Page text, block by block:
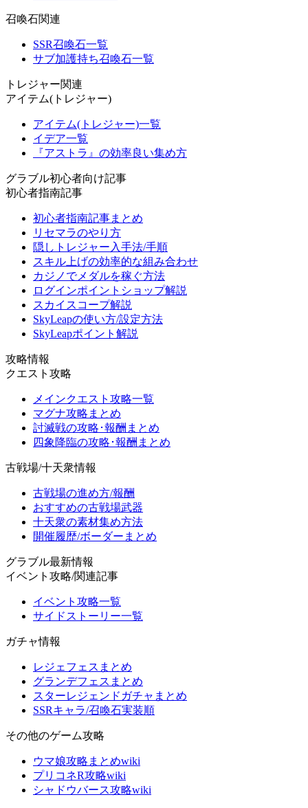
召喚石関連
SSR召喚石一覧
サブ加護持ち召喚石一覧
トレジャー関連
アイテム(トレジャー)
アイテム(トレジャー)一覧
イデア一覧
『アストラ』の効率良い集め方
グラブル初心者向け記事
初心者指南記事
初心者指南記事まとめ
リセマラのやり方
隠しトレジャー入手法/手順
スキル上げの効率的な組み合わせ
カジノでメダルを稼ぐ方法
ログインポイントショップ解説
スカイスコープ解説
SkyLeapの使い方/設定方法
SkyLeapポイント解説
攻略情報
クエスト攻略
メインクエスト攻略一覧
マグナ攻略まとめ
討滅戦の攻略･報酬まとめ
四象降臨の攻略･報酬まとめ
古戦場/十天衆情報
古戦場の進め方/報酬
おすすめの古戦場武器
十天衆の素材集め方法
開催履歴/ボーダーまとめ
グラブル最新情報
イベント攻略/関連記事
イベント攻略一覧
サイドストーリー一覧
ガチャ情報
レジェフェスまとめ
グランデフェスまとめ
スターレジェンドガチャまとめ
SSRキャラ/召喚石実装順
その他のゲーム攻略
ウマ娘攻略まとめwiki
プリコネR攻略wiki
シャドウバース攻略wiki